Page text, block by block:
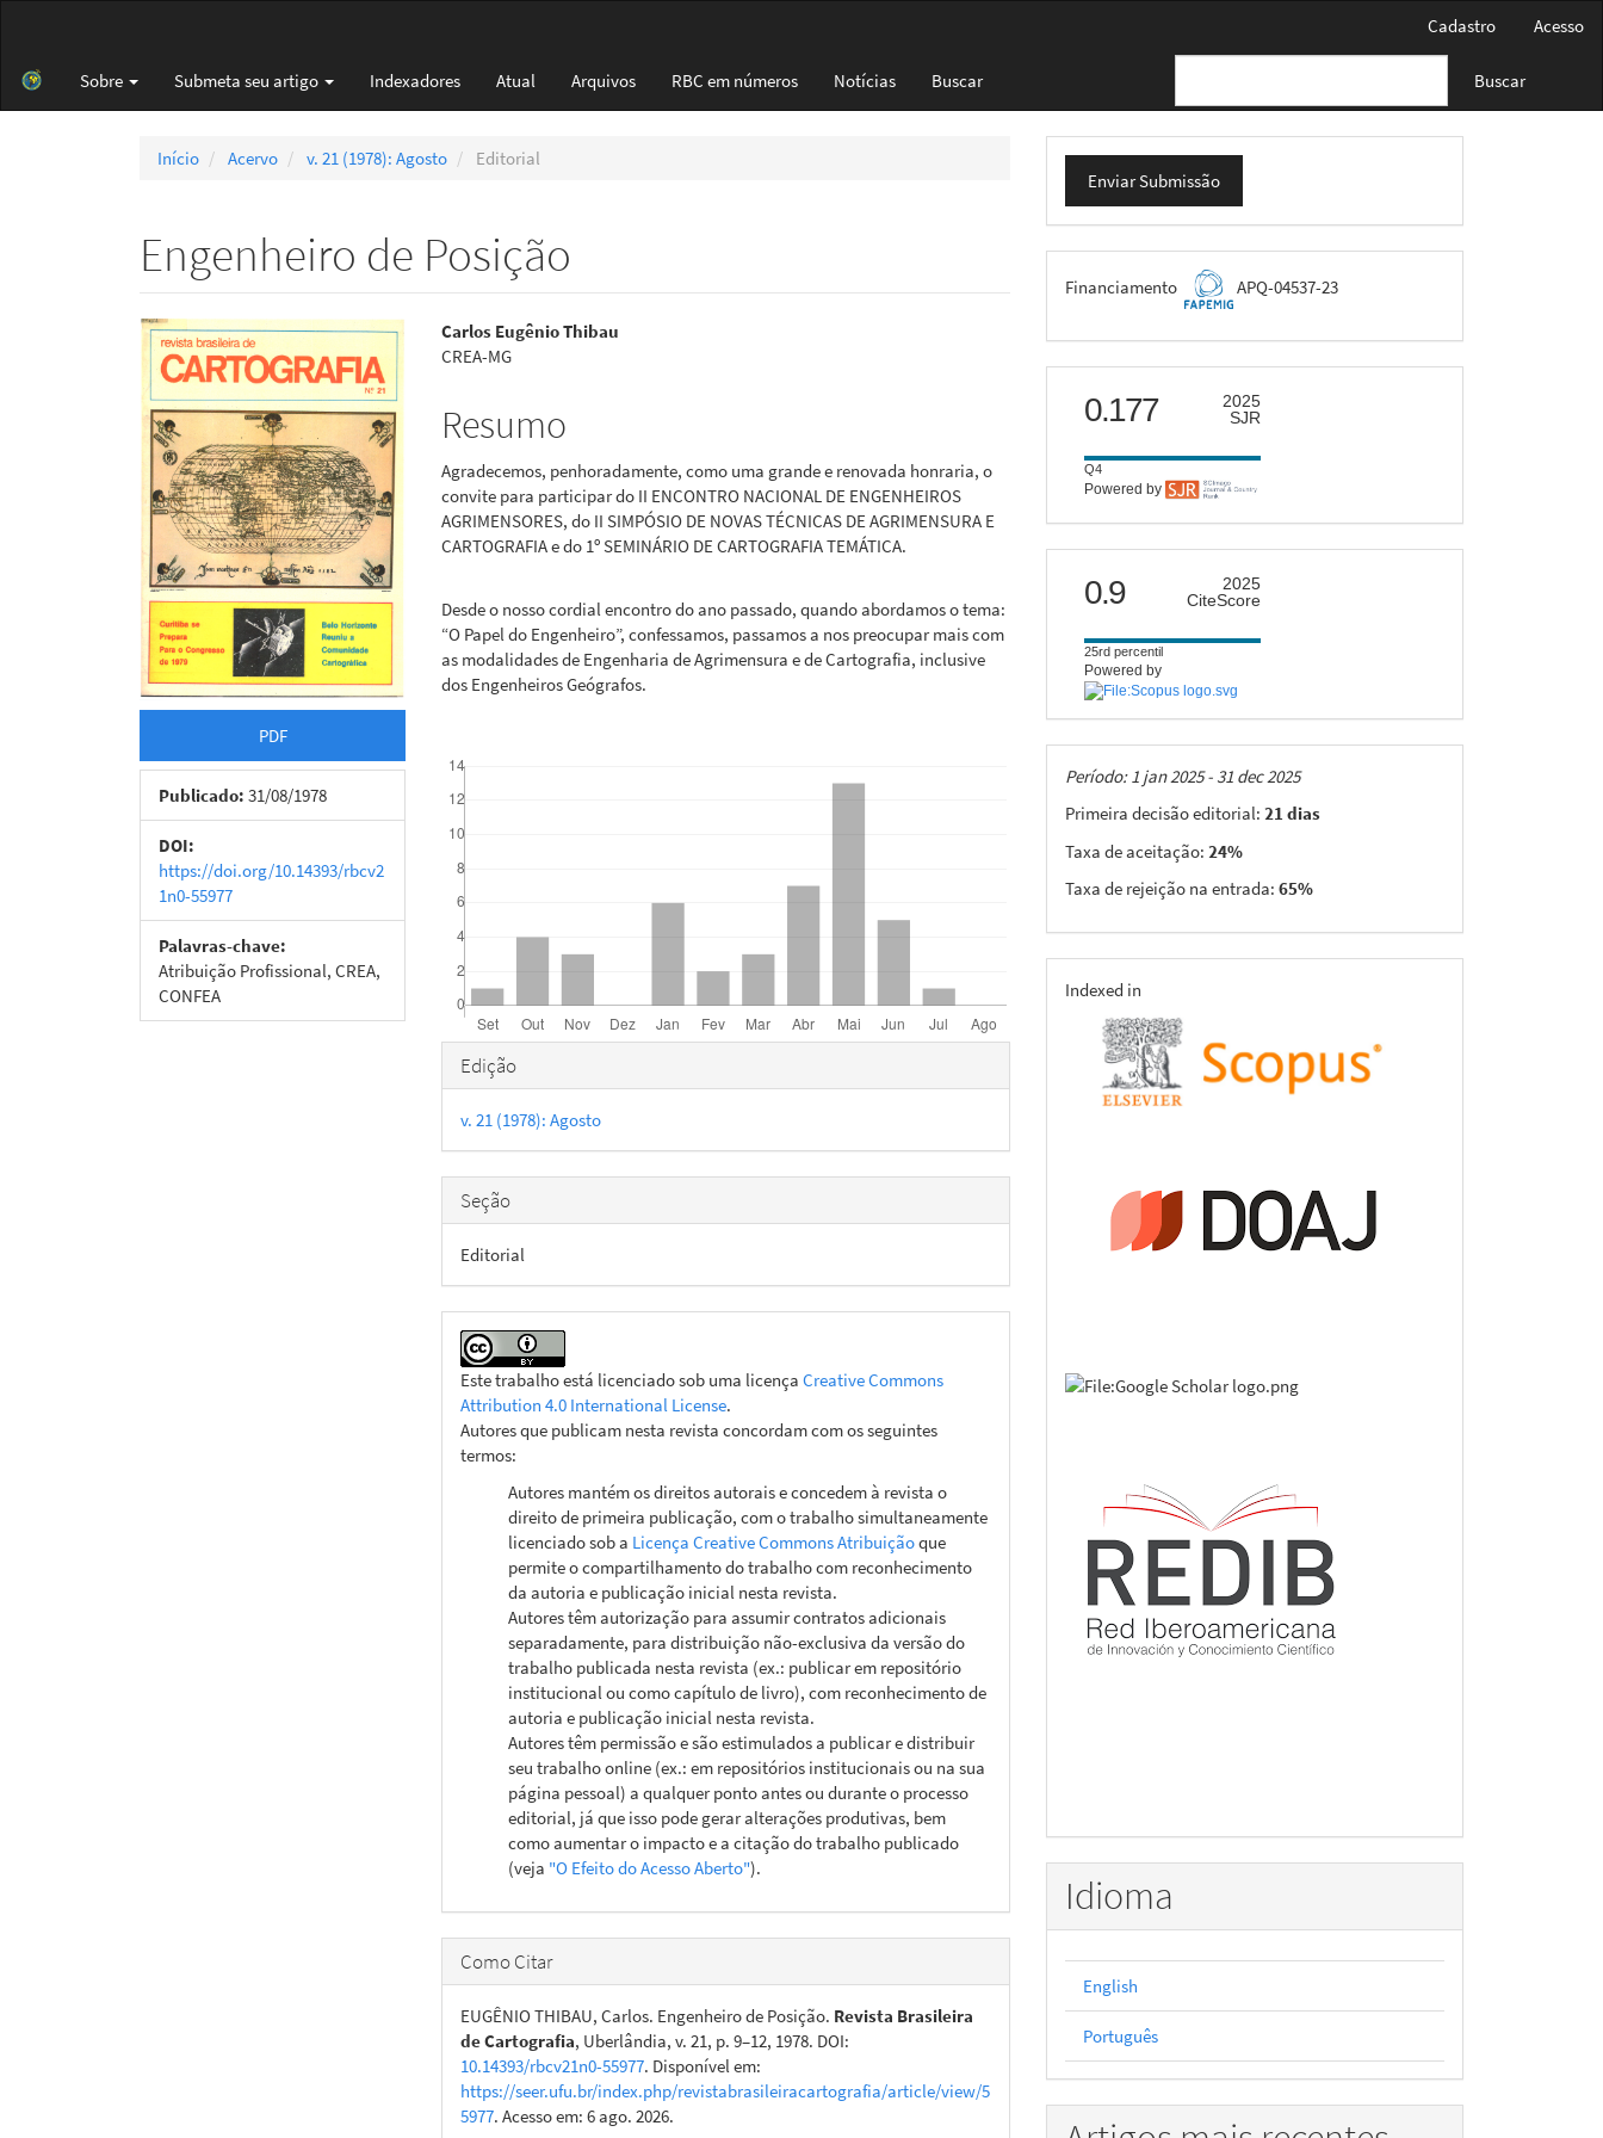
principal
Barra
Cadastro Acesso
Sobre Submeta seu artigo Indexadores Atual Arquivos RBC em números Notícias Buscar Buscar
Início Acervo v. 21 (1978): Agosto Editorial
Engenheiro de Posição
Barra
lateral
de
artigos
PDF
Publicado: 31/08/1978
DOI:
https://doi.org/10.14393/rbcv2
1n0-55977
Palavras-chave:
Atribuição Profissional, CREA,
CONFEA
Conteúdo
do
artigo
principal
Carlos Eugênio Thibau
CREA-MG
Resumo
Agradecemos, penhoradamente, como uma grande e renovada honraria, o
convite para participar do II ENCONTRO NACIONAL DE ENGENHEIROS
AGRIMENSORES, do II SIMPÓSIO DE NOVAS TÉCNICAS DE AGRIMENSURA E
CARTOGRAFIA e do 1º SEMINÁRIO DE CARTOGRAFIA TEMÁTICA.
Desde o nosso cordial encontro do ano passado, quando abordamos o tema:
“O Papel do Engenheiro”, confessamos, passamos a nos preocupar mais com
as modalidades de Engenharia de Agrimensura e de Cartografia, inclusive
dos Engenheiros Geógrafos.
Detalhes
do
artigo
Edição
v. 21 (1978): Agosto
Seção
Editorial
Este trabalho está licenciado sob uma licençaCreative Commons
Attribution 4.0 International License.
Autores que publicam nesta revista concordam com os seguintes
termos:
Autores mantém os direitos autorais e concedem à revista o
direito de primeira publicação, com o trabalho simultaneamente
licenciado sob a Licença Creative Commons Atribuiçãoque
permite o compartilhamento do trabalho com reconhecimento
da autoria e publicação inicial nesta revista.
Autores têm autorização para assumir contratos adicionais
separadamente, para distribuição não-exclusiva da versão do
trabalho publicada nesta revista (ex.: publicar em repositório
institucional ou como capítulo de livro), com reconhecimento de
autoria e publicação inicial nesta revista.
Autores têm permissão e são estimulados a publicar e distribuir
seu trabalho online (ex.: em repositórios institucionais ou na sua
página pessoal) a qualquer ponto antes ou durante o processo
editorial, já que isso pode gerar alterações produtivas, bem
como aumentar o impacto e a citação do trabalho publicado
(veja "O Efeito do Acesso Aberto").
Como Citar
EUGÊNIO THIBAU, Carlos. Engenheiro de Posição. Revista Brasileira
de Cartografia, Uberlândia, v. 21, p. 9–12, 1978. DOI:
10.14393/rbcv21n0-55977. Disponível em:
https://seer.ufu.br/index.php/revistabrasileiracartografia/article/view/5
5977. Acesso em: 6 ago. 2026.
Enviar
Submissão
Enviar Submissão
FAPEMIG
Financiamento APQ-04537-23
scimago
0.177
2025
SJR
Q4
Powered by
citescore
0.9
2025
CiteScore
25rd percentil
Powered by
Taxas
Período: 1 jan 2025 - 31 dec 2025
Primeira decisão editorial: 21 dias
Taxa de aceitação: 24%
Taxa de rejeição na entrada: 65%
indexing
Indexed in
Idioma
English
Português